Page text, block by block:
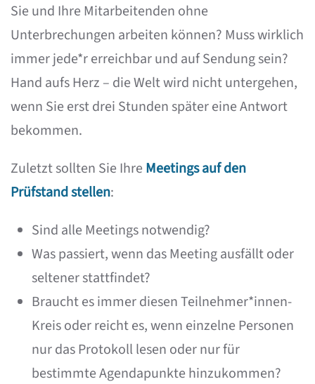
Sie und Ihre Mitarbeitenden ohne
Unterbrechungen arbeiten können? Muss wirklich
immer jede*r erreichbar und auf Sendung sein?
Hand aufs Herz – die Welt wird nicht untergehen,
wenn Sie erst drei Stunden später eine Antwort
bekommen.
Zuletzt sollten Sie Ihre Meetings auf den
Prüfstand stellen:
Sind alle Meetings notwendig?
Was passiert, wenn das Meeting ausfällt oder
seltener stattfindet?
Braucht es immer diesen Teilnehmer*innen-
Kreis oder reicht es, wenn einzelne Personen
nur das Protokoll lesen oder nur für
bestimmte Agendapunkte hinzukommen?